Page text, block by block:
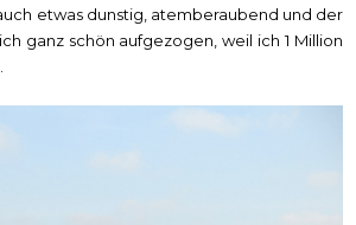
etwas dunstig, atemberaubend und der
ganz schön aufgezogen, weil ich 1 Million